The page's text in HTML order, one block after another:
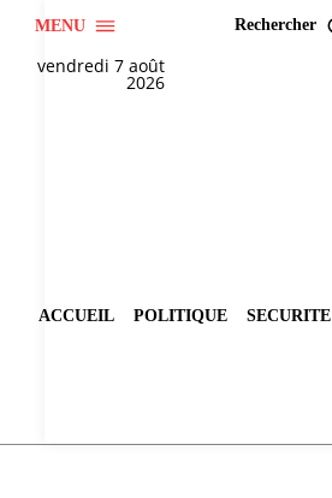
MENU Rechercher
vendredi 7 août
2026
ACCUEIL POLITIQUE SECURITE